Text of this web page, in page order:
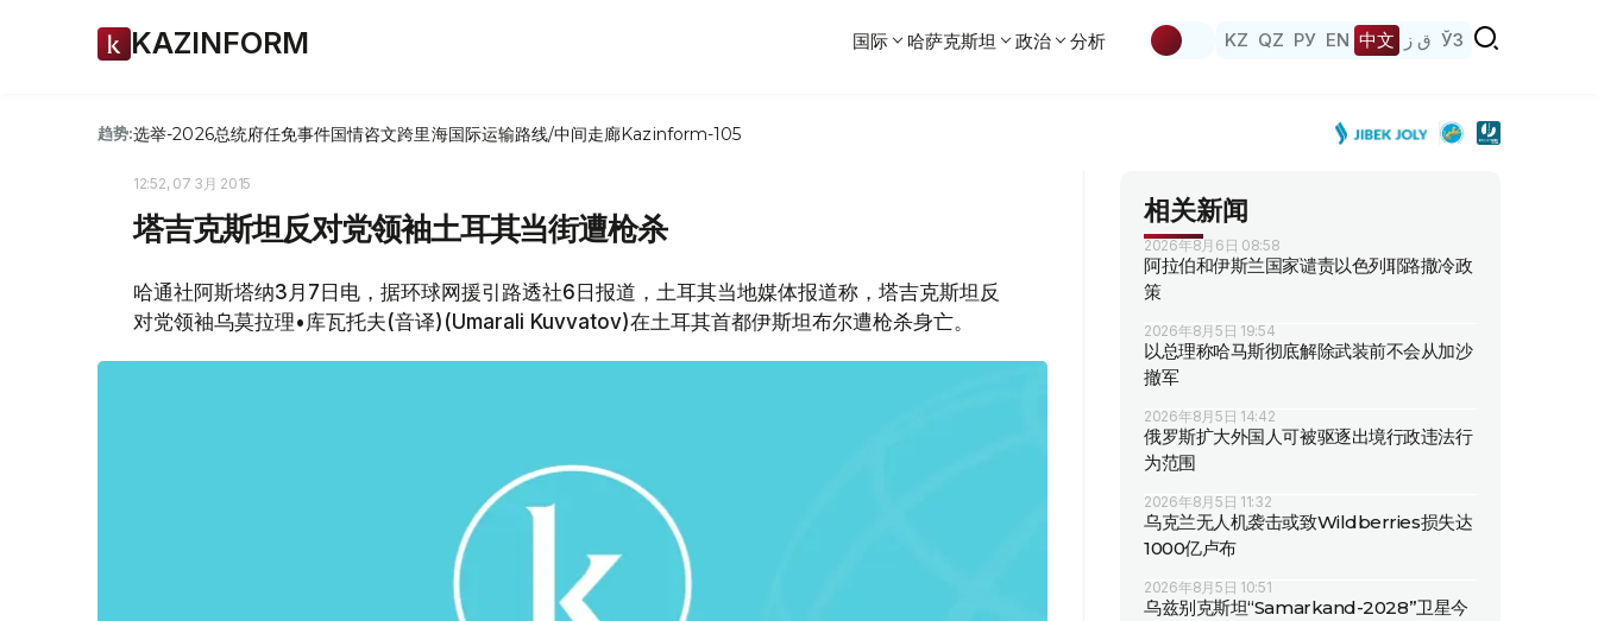
KAZINFORM 国际 哈萨克斯坦 政治 分析 KZ QZ РУ EN 中文 ق ز ЎЗ
趋势:选举-2026总统府任免事件国情咨文跨里海国际运输路线/中间走廊Kazinform-105
12:52, 07 3月 2015
塔吉克斯坦反对党领袖土耳其当街遭枪杀
哈通社阿斯塔纳3月7日电，据环球网援引路透社6日报道，土耳其当地媒体报道称，塔吉克斯坦反
对党领袖乌莫拉理•库瓦托夫(音译)(Umarali Kuvvatov)在土耳其首都伊斯坦布尔遭枪杀身亡。
相关新闻
2026年8月6日 08:58
阿拉伯和伊斯兰国家谴责以色列耶路撒冷政
策
2026年8月5日 19:54
以总理称哈马斯彻底解除武装前不会从加沙
撤军
2026年8月5日 14:42
俄罗斯扩大外国人可被驱逐出境行政违法行
为范围
2026年8月5日 11:32
乌克兰无人机袭击或致Wildberries损失达
1000亿卢布
2026年8月5日 10:51
乌兹别克斯坦“Samarkand-2028”卫星今